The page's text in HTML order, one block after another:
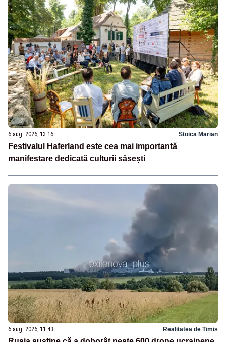
6 aug. 2026, 13:16 Stoica Marian
Festivalul Haferland este cea mai importantă
manifestare dedicată culturii săsești
6 aug. 2026, 11:43 Realitatea de Timis